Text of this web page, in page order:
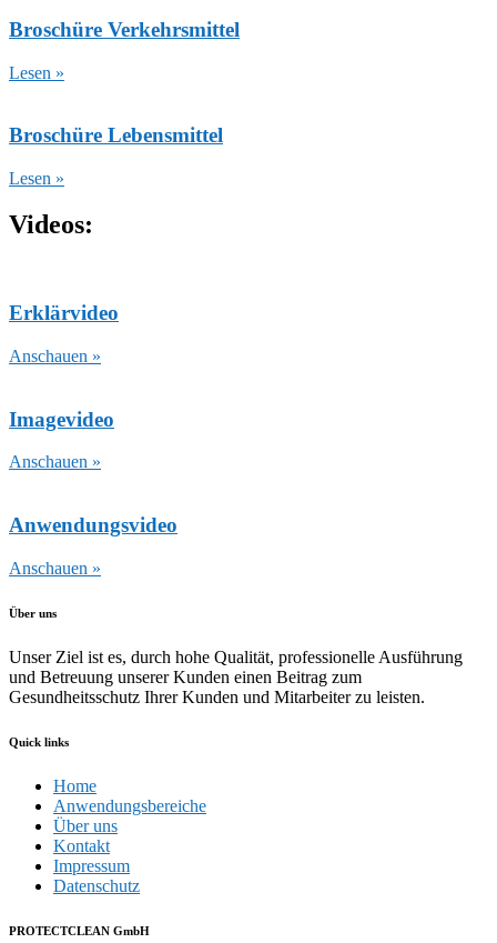
Broschüre Verkehrsmittel
Lesen »
Broschüre Lebensmittel
Lesen »
Videos:
Erklärvideo
Anschauen »
Imagevideo
Anschauen »
Anwendungsvideo
Anschauen »
Über uns
Unser Ziel ist es, durch hohe Qualität, professionelle Ausführung
und Betreuung unserer Kunden einen Beitrag zum
Gesundheitsschutz Ihrer Kunden und Mitarbeiter zu leisten.
Quick links
Home
Anwendungsbereiche
Über uns
Kontakt
Impressum
Datenschutz
PROTECTCLEAN GmbH